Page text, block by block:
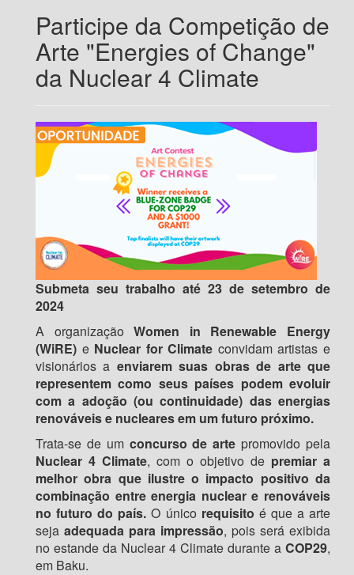
Participe da Competição de
Arte "Energies of Change"
da Nuclear 4 Climate
Submeta seu trabalho até 23 de setembro de
2024
A organizaçãoWomen in Renewable Energy
(WiRE) e Nuclear for Climate convidam artistas e
visionários a enviarem suas obras de arte que
representem como seus países podem evoluir
com a adoção (ou continuidade) das energias
renováveis e nucleares em um futuro próximo.
Trata-se de um concurso de arte promovido pela
Nuclear 4 Climate, com o objetivo de premiar a
melhor obra que ilustre o impacto positivo da
combinação entre energia nuclear e renováveis
no futuro do país. O único requisito é que a arte
seja adequada para impressão, pois será exibida
no estande da Nuclear 4 Climate durante a COP29,
em Baku.